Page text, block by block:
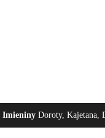
Imieniny Doroty, Kajetana,